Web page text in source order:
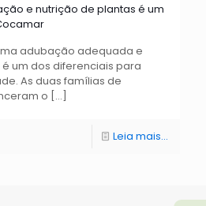
e nutrição de plantas é um
adubação adequada e
um dos diferenciais para
As duas famílias de
o […]
Leia mais...